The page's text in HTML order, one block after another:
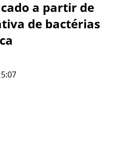
a partir de
de bactérias